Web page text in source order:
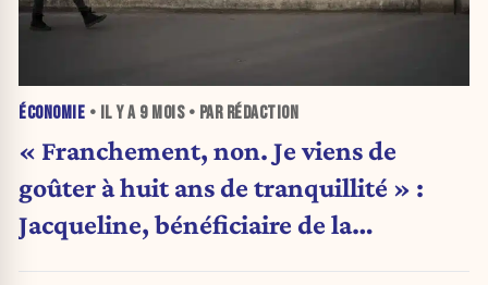
ÉCONOMIE • IL Y A 9 MOIS• PAR RÉDACTION
« Franchement, non. Je viens de
goûter à huit ans de tranquillité » :
Jacqueline, bénéficiaire de la